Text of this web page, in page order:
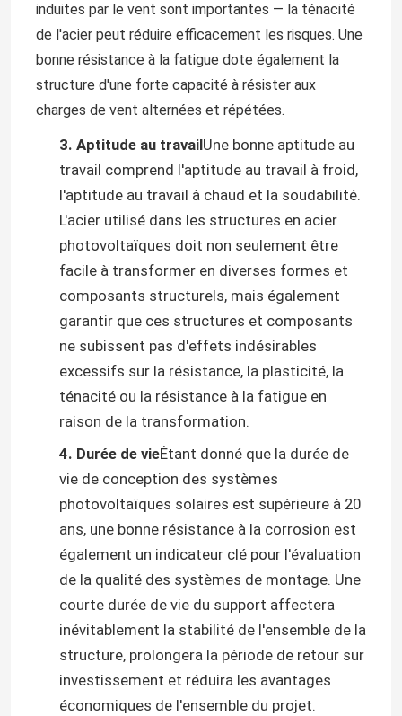
Maison
Vidéos
induites par le vent sont importantes — la ténacité
de l'acier peut réduire efficacement les risques. Une
bonne résistance à la fatigue dote également la
structure d'une forte capacité à résister aux
charges de vent alternées et répétées.
3. Aptitude au travailUne bonne aptitude au
travail comprend l'aptitude au travail à froid,
l'aptitude au travail à chaud et la soudabilité.
L'acier utilisé dans les structures en acier
photovoltaïques doit non seulement être
facile à transformer en diverses formes et
composants structurels, mais également
garantir que ces structures et composants
ne subissent pas d'effets indésirables
excessifs sur la résistance, la plasticité, la
ténacité ou la résistance à la fatigue en
raison de la transformation.
4. Durée de vieÉtant donné que la durée de
vie de conception des systèmes
photovoltaïques solaires est supérieure à 20
ans, une bonne résistance à la corrosion est
également un indicateur clé pour l'évaluation
de la qualité des systèmes de montage. Une
courte durée de vie du support affectera
inévitablement la stabilité de l'ensemble de la
structure, prolongera la période de retour sur
investissement et réduira les avantages
économiques de l'ensemble du projet.